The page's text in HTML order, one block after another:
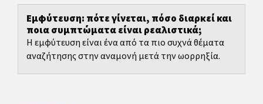
συχνά αναφέρεται...
Εμφύτευση: πότε γίνεται, πόσο διαρκεί και
ποια συμπτώματα είναι ρεαλιστικά;
Η εμφύτευση είναι ένα από τα πιο συχνά θέματα
αναζήτησης στην αναμονή μετά την ωορρηξία.